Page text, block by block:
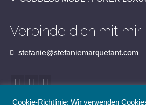
Verbinde dich mit mir!
stefanie@stefaniemarquetant.com
Cookie-Richtlinie: Wir verwenden